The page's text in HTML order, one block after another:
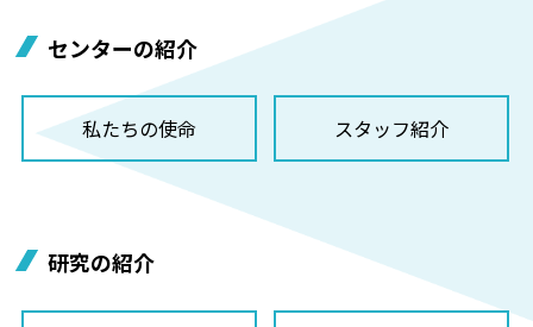
センターの紹介
私たちの使命 スタッフ紹介
研究の紹介